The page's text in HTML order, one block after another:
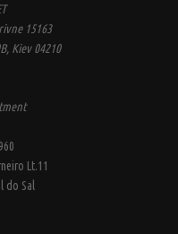
15163
Kiev 04210
Lt.11
do Sal